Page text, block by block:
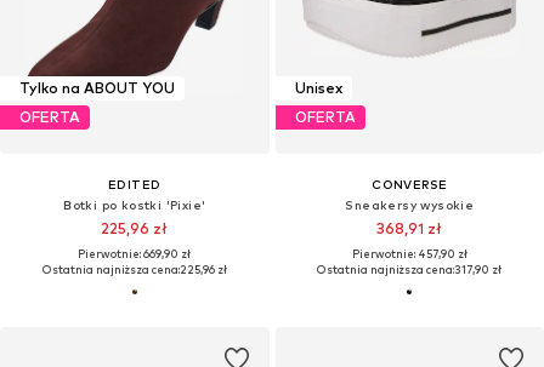
Tylko na ABOUT YOU
OFERTA
EDITED
Botki po kostki 'Pixie'
225,96 zł
Pierwotnie: 669,90 zł
Ostatnia najniższa cena:225,96 zł
Unisex
OFERTA
CONVERSE
Sneakersy wysokie
368,91 zł
Pierwotnie: 457,90 zł
Ostatnia najniższa cena:317,90 zł